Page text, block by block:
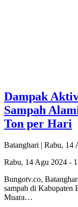
Dampak
Sampah
Ton per Hari
Batanghari | Rabu, 14
Rabu, 14 Agu 2024 -
Bungotv.co,
sampah di Kabupaten
Muara…